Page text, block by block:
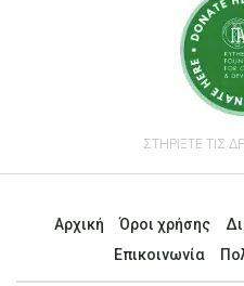
ΣΤΗΡΙΞΤΕ ΤΙΣ
Αρχική Όροι χρήσης
Επικοινωνία